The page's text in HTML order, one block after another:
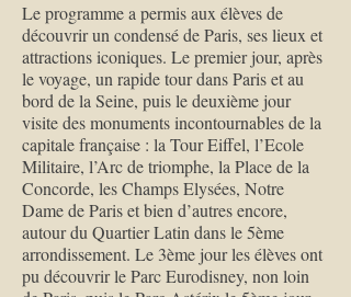
Le programme a permis aux élèves de
découvrir un condensé de Paris, ses lieux et
attractions iconiques. Le premier jour, après
le voyage, un rapide tour dans Paris et au
bord de la Seine, puis le deuxième jour
visite des monuments incontournables de la
capitale française : la Tour Eiffel, l’Ecole
Militaire, l’Arc de triomphe, la Place de la
Concorde, les Champs Elysées, Notre
Dame de Paris et bien d’autres encore,
autour du Quartier Latin dans le 5ème
arrondissement. Le 3ème jour les élèves ont
pu découvrir le Parc Eurodisney, non loin